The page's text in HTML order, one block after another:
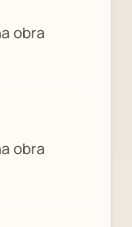
obra
obra